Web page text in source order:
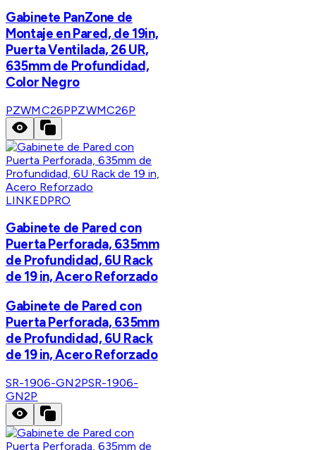
Gabinete PanZone de
Montaje en Pared, de 19in,
Puerta Ventilada, 26 UR,
635mm de Profundidad,
Color Negro
PZWMC26PPZWMC26P
LINKEDPRO
Gabinete de Pared con
Puerta Perforada, 635mm
de Profundidad, 6U Rack
de 19 in, Acero Reforzado
Gabinete de Pared con
Puerta Perforada, 635mm
de Profundidad, 6U Rack
de 19 in, Acero Reforzado
SR-1906-GN2PSR-1906-
GN2P